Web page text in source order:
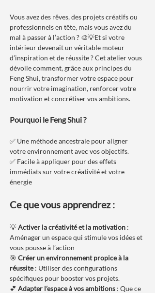
Vous avez des rêves, des projets créatifs ou
professionnels en tête, mais vous avez du
mal à passer à l’action ? 🎨💡Et si votre
intérieur devenait un véritable moteur
d’inspiration et de réussite ? Cet atelier vous
dévoile comment, grâce aux principes du
Feng Shui, transformer votre espace pour
nourrir votre imagination, renforcer votre
motivation et concrétiser vos ambitions.
Pourquoi le Feng Shui ?
✅ Une méthode ancestrale pour aligner
votre environnement avec vos objectifs.
✅ Facile à appliquer pour des effets
immédiats sur votre créativité et votre
énergie
Ce que vous apprendrez :
💡 Activer la créativité et la motivation :
Aménager un espace qui stimule vos idées et
vous pousse à l’action
🎯 Créer un environnement propice à la
réussite : Utiliser des configurations
spécifiques pour booster vos projets.
💕 Adapter l’espace à vos ambitions : Que ce